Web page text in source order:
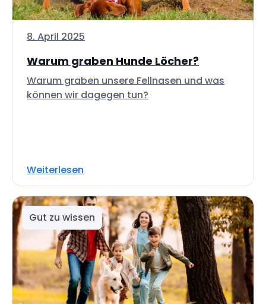
8. April 2025
Warum graben Hunde Löcher?
Warum graben unsere Fellnasen und was
können wir dagegen tun?
Weiterlesen
Gut zu wissen